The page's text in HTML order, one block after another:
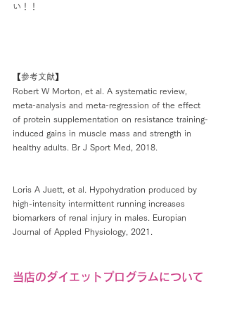
い！！
【参考文献】
Robert W Morton, et al. A systematic review,
meta-analysis and meta-regression of the effect
of protein supplementation on resistance training-
induced gains in muscle mass and strength in
healthy adults. Br J Sport Med, 2018.
Loris A Juett, et al. Hypohydration produced by
high-intensity intermittent running increases
biomarkers of renal injury in males. Europian
Journal of Appled Physiology, 2021.
当店のダイエットプログラムについて